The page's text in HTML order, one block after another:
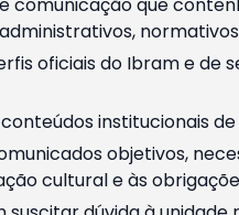
comunicação que
oficiais do Ibram e de
institucionais
objetivos,
cultural e às